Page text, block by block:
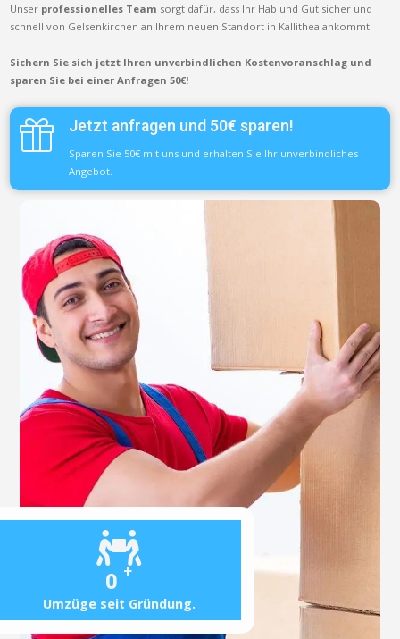
0 +
Umzüge seit Gründung.
Unser professionelles Team sorgt dafür, dass Ihr Hab und Gut sicher und
schnell von Gelsenkirchen an Ihrem neuen Standort in Kallithea ankommt.
Sichern Sie sich jetzt Ihren unverbindlichen Kostenvoranschlag und
sparen Sie bei einer Anfragen 50€!
Jetzt anfragen und 50€ sparen!
Sparen Sie 50€ mit uns und erhalten Sie Ihr unverbindliches
Angebot.